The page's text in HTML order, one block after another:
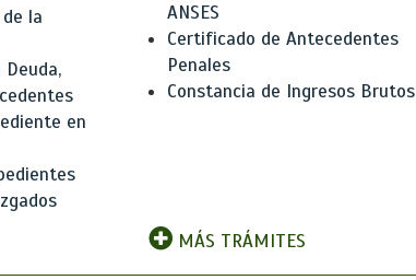
la
en
ANSES
Certificado de Antecedentes
Penales
Constancia de Ingresos Brutos
MÁS TRÁMITES